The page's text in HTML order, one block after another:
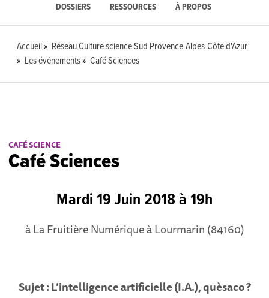
DOSSIERS RESSOURCES À PROPOS
Accueil
Réseau Culture science Sud Provence-Alpes-Côte d'Azur
Les événements
Café Sciences
CAFÉ SCIENCE
Café Sciences
Mardi 19 Juin 2018 à 19h
à La Fruitière Numérique à Lourmarin (84160)
Sujet :L’intelligence artificielle (I.A.), quèsaco ?